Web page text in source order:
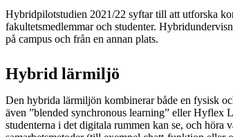
Hybridpilotstudien 2021/22 syftar till att utforska
fakultetsmedlemmar och studenter.
på campus och från en annan plats.
Hybrid lärmiljö
Den hybrida lärmiljön kombinerar både en fysisk
även ”blended synchronous learning” eller Hyflex
studenterna i det digitala rummen kan se, och höra